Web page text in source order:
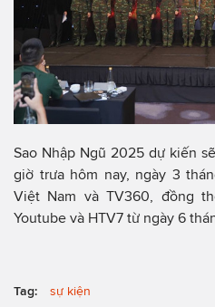
Sao Nhập Ngũ 2025 dự kiến
giờ trưa hôm nay, ngày 3
Việt Nam và TV360, đồng
Youtube và HTV7 từ ngày 6
Tag: sự kiện